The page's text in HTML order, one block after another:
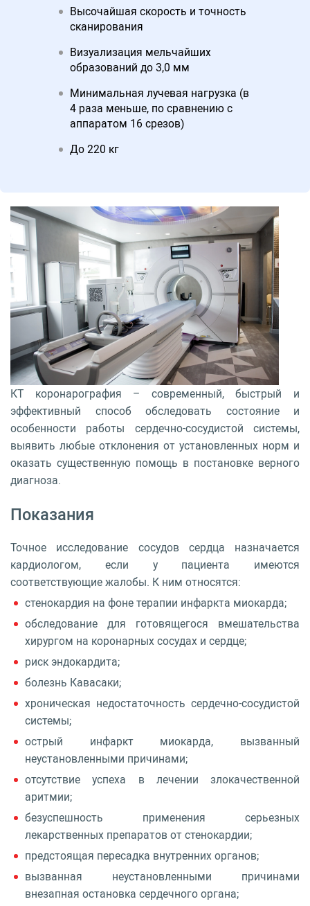
Высочайшая скорость и точность
сканирования
Визуализация мельчайших
образований до 3,0 мм
Минимальная лучевая нагрузка (в
4 раза меньше, по сравнению с
аппаратом 16 срезов)
До 220 кг
КТ коронарография – современный, быстрый и
эффективный способ обследовать состояние и
особенности работы сердечно-сосудистой системы,
выявить любые отклонения от установленных норм и
оказать существенную помощь в постановке верного
диагноза.
Показания
Точное исследование сосудов сердца назначается
кардиологом, если у пациента имеются
соответствующие жалобы. К ним относятся:
стенокардия на фоне терапии инфаркта миокарда;
обследование для готовящегося вмешательства
хирургом на коронарных сосудах и сердце;
риск эндокардита;
болезнь Кавасаки;
хроническая недостаточность сердечно-сосудистой
системы;
острый инфаркт миокарда, вызванный
неустановленными причинами;
отсутствие успеха в лечении злокачественной
аритмии;
безуспешность применения серьезных
лекарственных препаратов от стенокардии;
предстоящая пересадка внутренних органов;
вызванная неустановленными причинами
внезапная остановка сердечного органа;